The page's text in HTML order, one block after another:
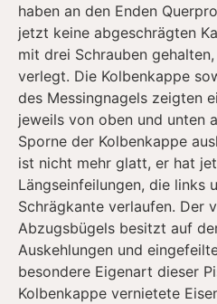
haben an den Enden
jetzt keine abgeschrägten
mit drei Schrauben
verlegt. Die Kolbenkappe
des Messingnagels zeigten
jeweils von oben und unten
Sporne der Kolbenkappe
ist nicht mehr glatt, er hat
Längseinfeilungen, die links
Schrägkante verlaufen. Der
Abzugsbügels besitzt auf
Auskehlungen und
besondere Eigenart dieser
Kolbenkappe vernietete